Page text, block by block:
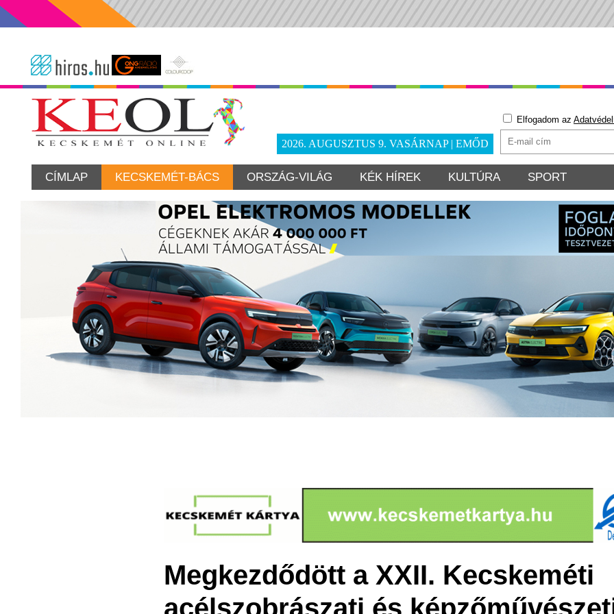
2026. AUGUSZTUS 9. VASÁRNAP | EMŐD
Elfogadom az
CÍMLAP KECSKEMÉT-BÁCS ORSZÁG-VILÁG KÉK HÍREK KULTÚRA SPORT
Megkezdődött a XXII. Kecskeméti